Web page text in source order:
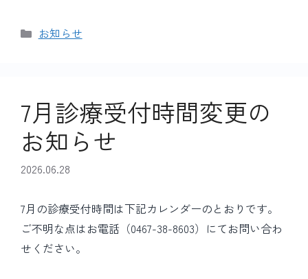
カ
お知らせ
7月診療受付時間変更の
お知らせ
2026.06.28
7月の診療受付時間は下記カレンダーのとおりです。
ご不明な点はお電話（0467-38-8603）にてお問い合わ
せください。